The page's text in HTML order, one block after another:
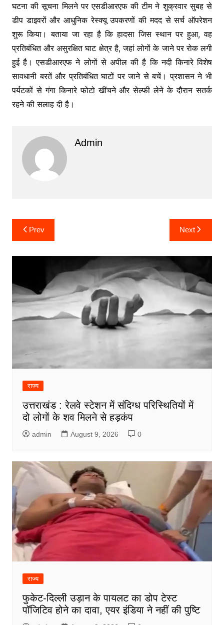
घटना की सूचना मिलने पर एसडीआरएफ की टीम ने शुक्रवार सुबह से
डीप डाइवरों और आधुनिक रेस्क्यू उपकरणों की मदद से सर्च ऑपरेशन
शुरू किया। बताया जा रहा है कि हादसा जिस स्थान पर हुआ, वह
प्रतिबंधित और असुरक्षित घाट क्षेत्र है, जहां लोगों के जाने पर रोक लगी
हुई है। एसडीआरएफ ने लोगों से अपील की है कि नदी किनारे विशेष
सावधानी बरतें और प्रतिबंधित घाटों पर जाने से बचें। प्रशासन ने भी
पर्यटकों से गंगा किनारे फोटो खींचने और सेल्फी लेने के दौरान सतर्क
रहने की सलाह दी है।
Admin
Post
navigation
Prev Next
राज्य
उत्तराखंड : रेलवे स्टेशन में संदिग्ध परिस्थितियों में
दो लोगों के शव मिलने से हड़कंप
admin August 9, 2026 0
राज्य
फुकेट-दिल्ली उड़ान के पायलट का डोप टेस्ट
पॉजिटिव होने का दावा, एयर इंडिया ने नहीं की पुष्टि